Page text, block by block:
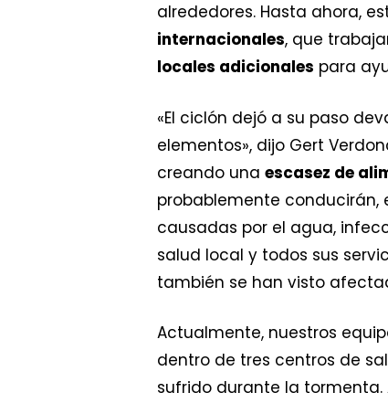
alrededores. Hasta ahora,
internacionales, que
locales adicionales para
«El ciclón dejó a su paso
elementos», dijo Gert
creando una escasez de
probablemente conducirán,
causadas por el agua,
salud local y todos sus
también se han visto
Actualmente, nuestros
dentro de tres centros de
sufrido durante la tormenta.